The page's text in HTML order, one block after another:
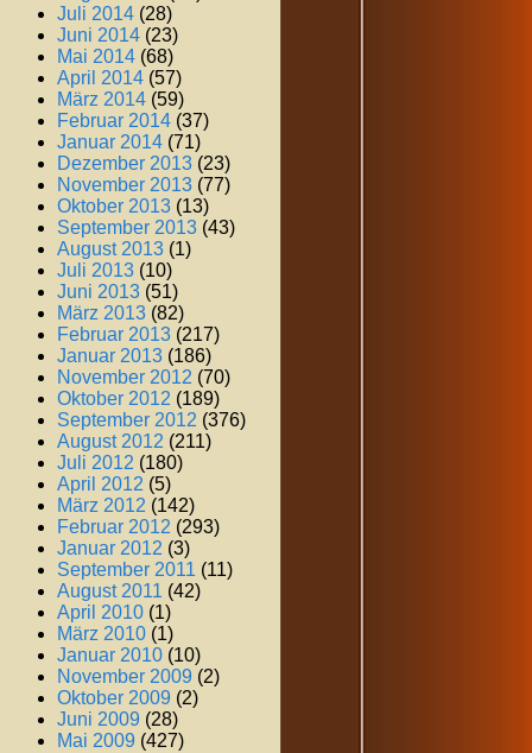
Juli 2014 (28)
Juni 2014 (23)
Mai 2014 (68)
April 2014 (57)
März 2014 (59)
Februar 2014 (37)
Januar 2014 (71)
Dezember 2013 (23)
November 2013 (77)
Oktober 2013 (13)
September 2013 (43)
August 2013 (1)
Juli 2013 (10)
Juni 2013 (51)
März 2013 (82)
Februar 2013 (217)
Januar 2013 (186)
November 2012 (70)
Oktober 2012 (189)
September 2012 (376)
August 2012 (211)
Juli 2012 (180)
April 2012 (5)
März 2012 (142)
Februar 2012 (293)
Januar 2012 (3)
September 2011 (11)
August 2011 (42)
April 2010 (1)
März 2010 (1)
Januar 2010 (10)
November 2009 (2)
Oktober 2009 (2)
Juni 2009 (28)
Mai 2009 (427)